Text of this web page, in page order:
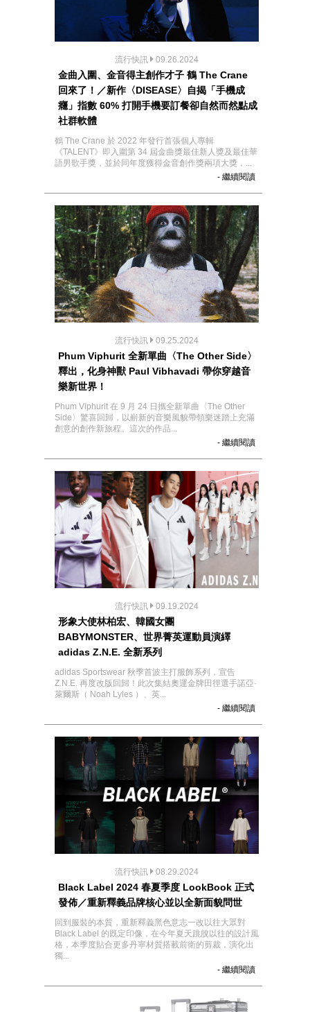
流行快訊 09.26.2024
金曲入圍、金音得主創作才子 鶴 The Crane
回來了！／新作〈DISEASE〉自揭「手機成
癮」指數 60% 打開手機要訂餐卻自然而然點成
社群軟體
鶴 The Crane 於 2022 年發行首張個人專輯
《TALENT》即入圍第 34 屆金曲獎最佳新人獎及最佳華
語男歌手獎，並於同年度獲得金音創作獎兩項大獎，...
- 繼續閱讀
流行快訊 09.25.2024
Phum Viphurit 全新單曲〈The Other Side〉
釋出，化身神獸 Paul Vibhavadi 帶你穿越音
樂新世界！
Phum Viphurit 在 9 月 24 日攜全新單曲〈The Other
Side〉驚喜回歸，以嶄新的音樂風貌帶領樂迷踏上充滿
創意的創作新旅程。這次的作品...
- 繼續閱讀
流行快訊 09.19.2024
形象大使林柏宏、韓國女團
BABYMONSTER、世界菁英運動員演繹
adidas Z.N.E. 全新系列
adidas Sportswear 秋季首波主打服飾系列，宣告
Z.N.E. 再度改版回歸！此次集結奧運金牌田徑選手諾亞·
萊爾斯（ Noah Lyles ）、英...
- 繼續閱讀
流行快訊 08.29.2024
Black Label 2024 春夏季度 LookBook 正式
發佈／重新釋義品牌核心並以全新面貌問世
回到服裝的本質，重新釋義黑色意志一改以往大眾對
Black Label 的既定印像，在今年夏天跳脫以往的設計風
格，本季度貼合更多丹寧材質搭載前衛的剪裁，演化出
獨...
- 繼續閱讀